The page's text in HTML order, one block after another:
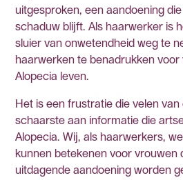
uitgesproken, een aandoening
schaduw blijft. Als haarwerker is
sluier van onwetendheid weg te
haarwerken te benadrukken
Alopecia leven.
Het is een frustratie die velen van
schaarste aan informatie die
Alopecia. Wij, als haarwerkers,
kunnen betekenen voor vrouwen
uitdagende aandoening worden